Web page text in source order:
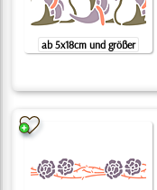
ab 5x18cm und größer